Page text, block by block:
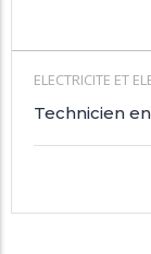
ELECTRICITE ET
Technicien